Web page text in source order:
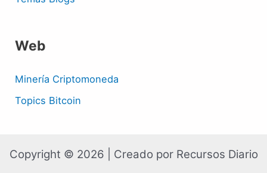
Web
Minería Criptomoneda
Topics Bitcoin
Copyright © 2026 | Creado por Recursos Diario